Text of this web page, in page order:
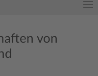
von